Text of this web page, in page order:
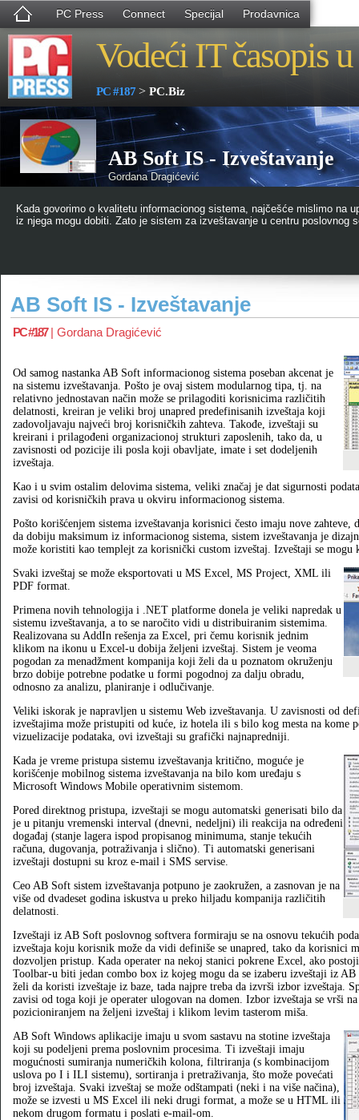
PC Press Connect Specijal Prodavnica
Vodeći IT časopis
PC #187> PC.Biz
AB Soft IS - Izveštavanje
Gordana Dragićević
Kada govorimo o kvalitetu informacionog sistema, najčešće mislimo na
iz njega mogu dobiti. Zato je sistem za izveštavanje u centru poslovnog
AB Soft IS - Izveštavanje
PC #187| Gordana Dragićević
Od samog nastanka AB Soft informacionog sistema poseban akcenat je
na sistemu izveštavanja. Pošto je ovaj sistem modularnog tipa, tj. na
relativno jednostavan način može se prilagoditi korisnicima različitih
delatnosti, kreiran je veliki broj unapred predefinisanih izveštaja koji
zadovoljavaju najveći broj korisničkih zahteva. Takođe, izveštaji su
kreirani i prilagođeni organizacionoj strukturi zaposlenih, tako da, u
zavisnosti od pozicije ili posla koji obavljate, imate i set dodeljenih
izveštaja.
Kao i u svim ostalim delovima sistema, veliki značaj je dat sigurnosti
zavisi od korisničkih prava u okviru informacionog sistema.
Pošto korišćenjem sistema izveštavanja korisnici često imaju nove
da dobiju maksimum iz informacionog sistema, sistem izveštavanja je
može koristiti kao templejt za korisnički custom izveštaj. Izveštaji se mogu
Svaki izveštaj se može eksportovati u MS Excel, MS Project, XML ili
PDF format.
Primena novih tehnologija i .NET platforme donela je veliki napredak u
sistemu izveštavanja, a to se naročito vidi u distribuiranim sistemima.
Realizovana su AddIn rešenja za Excel, pri čemu korisnik jednim
klikom na ikonu u Excel‑u dobija željeni izveštaj. Sistem je veoma
pogodan za menadžment kompanija koji želi da u poznatom okruženju
brzo dobije potrebne podatke u formi pogodnoj za dalju obradu,
odnosno za analizu, planiranje i odlučivanje.
Veliki iskorak je napravljen u sistemu Web izveštavanja. U zavisnosti od
izveštajima može pristupiti od kuće, iz hotela ili s bilo kog mesta na kome
vizuelizacije podataka, ovi izveštaji su grafički najnapredniji.
Kada je vreme pristupa sistemu izveštavanja kritično, moguće je
korišćenje mobilnog sistema izveštavanja na bilo kom uređaju s
Microsoft Windows Mobile operativnim sistemom.
Pored direktnog pristupa, izveštaji se mogu automatski generisati bilo da
je u pitanju vremenski interval (dnevni, nedeljni) ili reakcija na određeni
događaj (stanje lagera ispod propisanog minimuma, stanje tekućih
računa, dugovanja, potraživanja i slično). Ti automatski generisani
izveštaji dostupni su kroz e‑mail i SMS servise.
Ceo AB Soft sistem izveštavanja potpuno je zaokružen, a zasnovan je na
više od dvadeset godina iskustva u preko hiljadu kompanija različitih
delatnosti.
Izveštaji iz AB Soft poslovnog softvera formiraju se na osnovu tekućih
izveštaja koju korisnik može da vidi definiše se unapred, tako da korisnici
dozvoljen pristup. Kada operater na nekoj stanici pokrene Excel, ako
Toolbar‑u biti jedan combo box iz kojeg mogu da se izaberu izveštaji iz
želi da koristi izveštaje iz baze, tada najpre treba da izvrši izbor izveštaja.
zavisi od toga koji je operater ulogovan na domen. Izbor izveštaja se vrši
pozicioniranjem na željeni izveštaj i klikom levim tasterom miša.
AB Soft Windows aplikacije imaju u svom sastavu na stotine izveštaja
koji su podeljeni prema poslovnim procesima. Ti izveštaji imaju
mogućnosti sumiranja numeričkih kolona, filtriranja (s kombinacijom
uslova po I i ILI sistemu), sortiranja i pretraživanja, što može povećati
broj izveštaja. Svaki izveštaj se može odštampati (neki i na više načina),
može se izvesti u MS Excel ili neki drugi format, a može se u HTML ili
nekom drugom formatu i poslati e‑mail‑om.